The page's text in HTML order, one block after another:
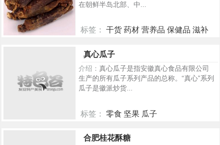
在朝鲜半岛北部、中...
标签：
干货 药材 营养品 保健品 滋补
396
真心瓜子
介绍： 真心瓜子是指安徽真心食品有限公司
生产的所有瓜子系列产品的总称。“真心”系列
瓜子是徽派炒货...
标签： 零食 坚果 瓜子
合肥桂花酥糖